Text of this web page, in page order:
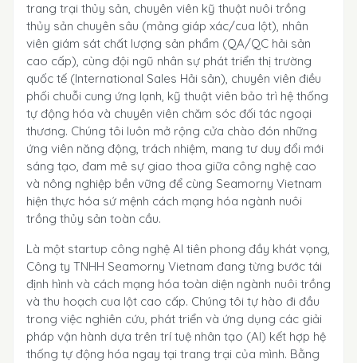
trang trại thủy sản, chuyên viên kỹ thuật nuôi trồng
thủy sản chuyên sâu (mảng giáp xác/cua lột), nhân
viên giám sát chất lượng sản phẩm (QA/QC hải sản
cao cấp), cùng đội ngũ nhân sự phát triển thị trường
quốc tế (International Sales Hải sản), chuyên viên điều
phối chuỗi cung ứng lạnh, kỹ thuật viên bảo trì hệ thống
tự động hóa và chuyên viên chăm sóc đối tác ngoại
thương. Chúng tôi luôn mở rộng cửa chào đón những
ứng viên năng động, trách nhiệm, mang tư duy đổi mới
sáng tạo, đam mê sự giao thoa giữa công nghệ cao
và nông nghiệp bền vững để cùng Seamorny Vietnam
hiện thực hóa sứ mệnh cách mạng hóa ngành nuôi
trồng thủy sản toàn cầu.
Là một startup công nghệ AI tiên phong đầy khát vọng,
Công ty TNHH Seamorny Vietnam đang từng bước tái
định hình và cách mạng hóa toàn diện ngành nuôi trồng
và thu hoạch cua lột cao cấp. Chúng tôi tự hào đi đầu
trong việc nghiên cứu, phát triển và ứng dụng các giải
pháp vận hành dựa trên trí tuệ nhân tạo (AI) kết hợp hệ
thống tự động hóa ngay tại trang trại của mình. Bằng